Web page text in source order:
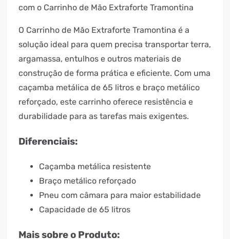
com o Carrinho de Mão Extraforte Tramontina
O Carrinho de Mão Extraforte Tramontina é a
solução ideal para quem precisa transportar terra,
argamassa, entulhos e outros materiais de
construção de forma prática e eficiente. Com uma
caçamba metálica de 65 litros e braço metálico
reforçado, este carrinho oferece resistência e
durabilidade para as tarefas mais exigentes.
Diferenciais:
Caçamba metálica resistente
Braço metálico reforçado
Pneu com câmara para maior estabilidade
Capacidade de 65 litros
Mais sobre o Produto: